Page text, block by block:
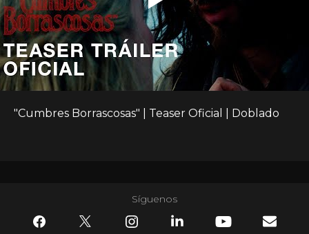
"Cumbres Borrascosas" | Teaser Oficial | Doblado
Síguenos